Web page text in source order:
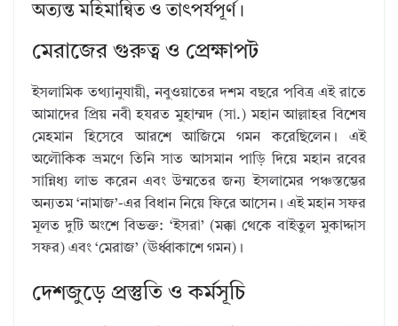
অত্যন্ত মহিমান্বিত ও তাৎপর্যপূর্ণ।
মেরাজের গুরুত্ব ও প্রেক্ষাপট
ইসলামিক তথ্যানুযায়ী, নবুওয়াতের দশম বছরে পবিত্র এই রাতে
আমাদের প্রিয় নবী হযরত মুহাম্মদ (সা.) মহান আল্লাহর বিশেষ
মেহমান হিসেবে আরশে আজিমে গমন করেছিলেন। এই
অলৌকিক ভ্রমণে তিনি সাত আসমান পাড়ি দিয়ে মহান রবের
সান্নিধ্য লাভ করেন এবং উম্মতের জন্য ইসলামের পঞ্চস্তম্ভের
অন্যতম ‘নামাজ’-এর বিধান নিয়ে ফিরে আসেন। এই মহান সফর
মূলত দুটি অংশে বিভক্ত: ‘ইসরা’ (মক্কা থেকে বাইতুল মুকাদ্দাস
সফর) এবং ‘মেরাজ’ (ঊর্ধ্বাকাশে গমন)।
দেশজুড়ে প্রস্তুতি ও কর্মসূচি